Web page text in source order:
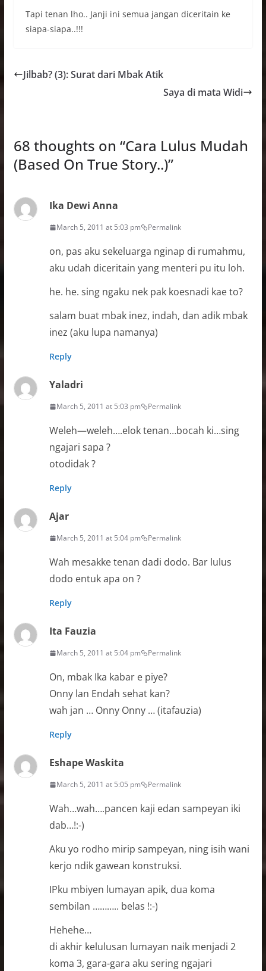
Tapi tenan lho.. Janji ini semua jangan diceritain ke
siapa-siapa..!!!
Jilbab? (3): Surat dari Mbak Atik
Saya di mata Widi
68 thoughts on “Cara Lulus Mudah
(Based On True Story..)”
Ika Dewi Anna
March 5, 2011 at 5:03 pm Permalink
on, pas aku sekeluarga nginap di rumahmu,
aku udah diceritain yang menteri pu itu loh.
he. he. sing ngaku nek pak koesnadi kae to?
salam buat mbak inez, indah, dan adik mbak
inez (aku lupa namanya)
Reply
Yaladri
March 5, 2011 at 5:03 pm Permalink
Weleh—weleh….elok tenan…bocah ki…sing
ngajari sapa ?
otodidak ?
Reply
Ajar
March 5, 2011 at 5:04 pm Permalink
Wah mesakke tenan dadi dodo. Bar lulus
dodo entuk apa on ?
Reply
Ita Fauzia
March 5, 2011 at 5:04 pm Permalink
On, mbak Ika kabar e piye?
Onny lan Endah sehat kan?
wah jan … Onny Onny … (itafauzia)
Reply
Eshape Waskita
March 5, 2011 at 5:05 pm Permalink
Wah…wah….pancen kaji edan sampeyan iki
dab…!:-)
Aku yo rodho mirip sampeyan, ning isih wani
kerjo ndik gawean konstruksi.
IPku mbiyen lumayan apik, dua koma
sembilan ……….. belas !:-)
Hehehe…
di akhir kelulusan lumayan naik menjadi 2
koma 3, gara-gara aku sering ngajari